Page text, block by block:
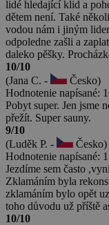
lidé hledající klid a
dětem není. Také
vodou nám i jiným
odpoledne zašli a
daleko pěšky.
10/10
(Jana C. -
Česko)
Hodnotenie napísané:
Pobyt super. Jen jsme
přežít. Super sauny.
9/10
(Luděk P. -
Česko)
Hodnotenie napísané:
Jezdíme sem často
Zklamáním byla
zklamáním bylo opět
toho důvodu už příště
10/10